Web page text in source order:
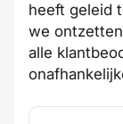
heeft geleid
we
alle